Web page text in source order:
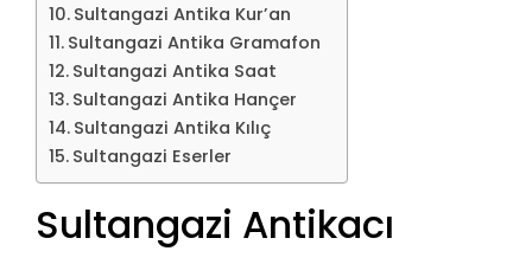
Sultangazi Antika Kur’an
Sultangazi Antika Gramafon
Sultangazi Antika Saat
Sultangazi Antika Hançer
Sultangazi Antika Kılıç
Sultangazi Eserler
Sultangazi Antikacı